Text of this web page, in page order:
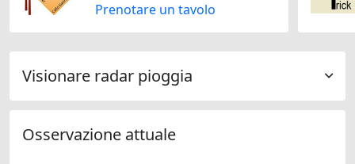
Prenotare un tavolo
Visionare radar pioggia
Osservazione attuale